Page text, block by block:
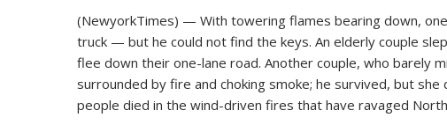
(NewyorkTimes) — With towering flames bearing down,
truck — but he could not find the keys. An elderly couple
flee down their one-lane road. Another couple, who barely
surrounded by fire and choking smoke; he survived, but
people died in the wind-driven fires that have ravaged